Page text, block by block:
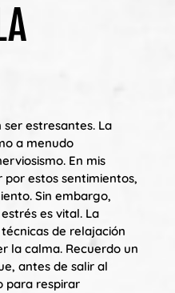
estresantes. La
a menudo
En mis
por estos sentimientos,
Sin embargo,
es vital. La
de relajación
la calma. Recuerdo un
antes de salir al
para respirar